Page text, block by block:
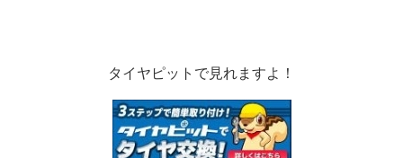
タイヤピットで見れますよ！